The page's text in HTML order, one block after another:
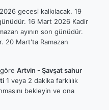
gecesi kalkılacak. 19
16 Mart 2026 Kadir
ayının son günüdür.
20 Mart'ta Ramazan
Artvin - Şavşat sahur
1 veya 2 dakika farklılık
bekleyin ve ona